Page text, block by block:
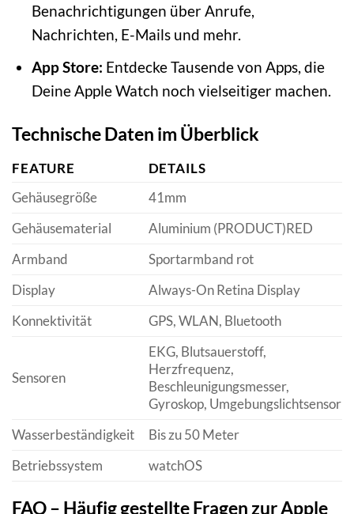
Benachrichtigungen über Anrufe,
Nachrichten, E-Mails und mehr.
App Store: Entdecke Tausende von Apps, die
Deine Apple Watch noch vielseitiger machen.
Technische Daten im Überblick
FEATURE
DETAILS
Gehäusegröße
41mm
Gehäusematerial
Aluminium (PRODUCT)RED
Armband
Sportarmband rot
Display
Always-On Retina Display
Konnektivität
GPS, WLAN, Bluetooth
Sensoren
EKG, Blutsauerstoff,
Herzfrequenz,
Beschleunigungsmesser,
Gyroskop, Umgebungslichtsensor
Wasserbeständigkeit
Bis zu 50 Meter
Betriebssystem
watchOS
FAQ – Häufig gestellte Fragen zur Apple